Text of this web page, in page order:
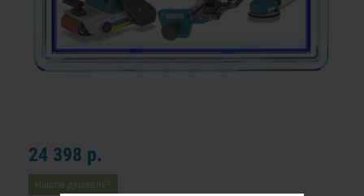
24 398 р.
Нашли дешевле?